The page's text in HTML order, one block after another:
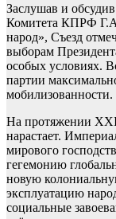
Заслушав и
Комитета КПРФ
народ», Съезд
выборам
особых условиях.
партии
мобилизованности.
На протяжении
нарастает.
мирового
гегемонию
новую
эксплуатацию
социальные